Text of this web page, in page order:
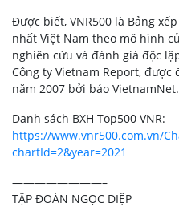
Được biết, VNR500 là Bảng
nhất Việt Nam theo mô hình
nghiên cứu và đánh giá độc
Công ty Vietnam Report,
năm 2007 bởi báo VietnamNet.
Danh sách BXH Top500 VNR:
https://www.vnr500.com.vn/
chartId=2&year=2021
————————–
TẬP ĐOÀN NGỌC DIỆP